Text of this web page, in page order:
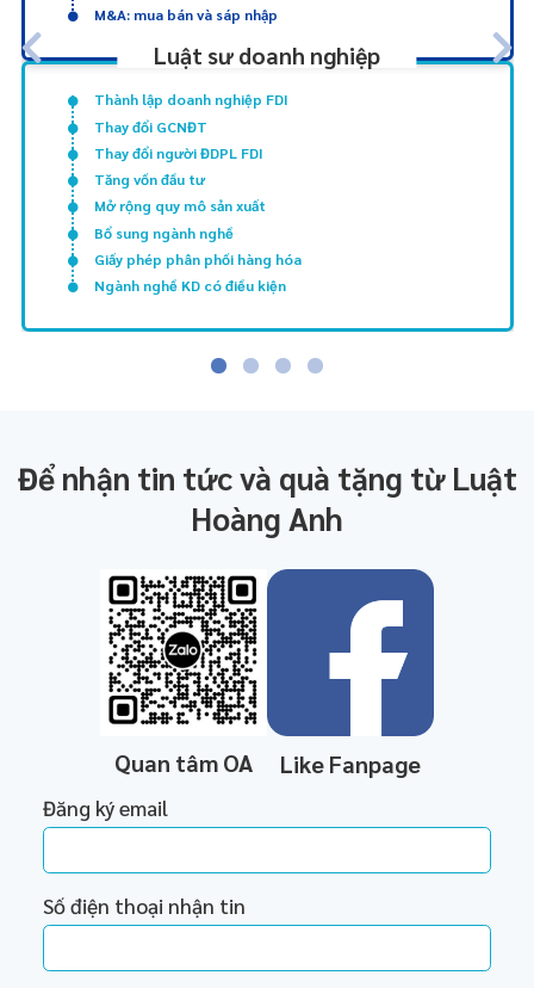
M&A: mua bán và sáp nhập
Luật sư doanh nghiệp
Thành lập doanh nghiệp FDI
Thay đổi GCNĐT
Thay đổi người ĐDPL FDI
Tăng vốn đầu tư
Mở rộng quy mô sản xuất
Bổ sung ngành nghề
Giấy phép phân phối hàng hóa
Ngành nghề KD có điều kiện
Để nhận tin tức và quà tặng từ Luật
Hoàng Anh
Quan tâm OA Like Fanpage
Đăng ký email
Số điện thoại nhận tin